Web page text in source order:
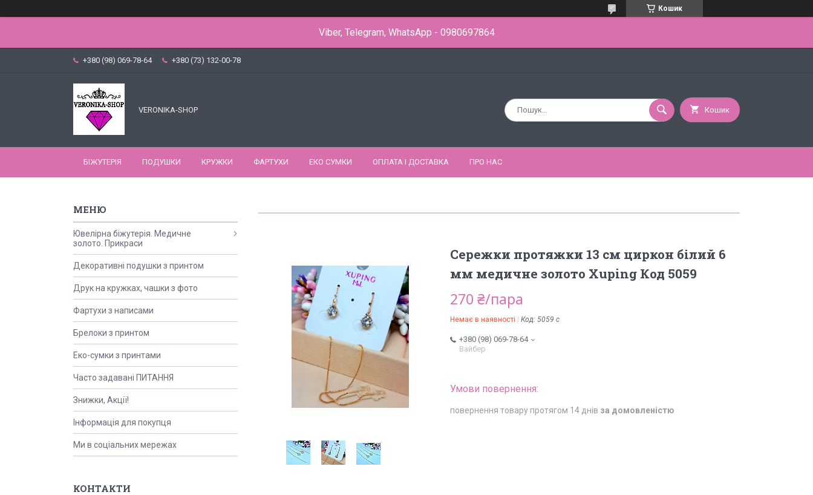
Кошик
Viber, Telegram, WhatsApp - 0980697864
+380 (98) 069-78-64 +380 (73) 132-00-78
VERONIKA-SHOP Кошик
БІЖУТЕРІЯ ПОДУШКИ КРУЖКИ ФАРТУХИ ЕКО СУМКИ ОПЛАТА І ДОСТАВКА ПРО НАС
Сережки протяжки 13 см циркон білий 6
мм медичне золото Xuping Код 5059
270 ₴/пара
Немає в наявності Код: 5059 с
+380 (98) 069-78-64
Вайбер
повернення товару протягом 14 днів за домовленістю
Ювелірна біжутерія. Медичне
золото. Прикраси
Декоративні подушки з принтом
Друк на кружках, чашки з фото
Фартухи з написами
Брелоки з принтом
Еко-сумки з принтами
Часто задавані ПИТАННЯ
Знижки, Акції!
Інформація для покупця
Ми в соціальних мережах
КОНТАКТИ